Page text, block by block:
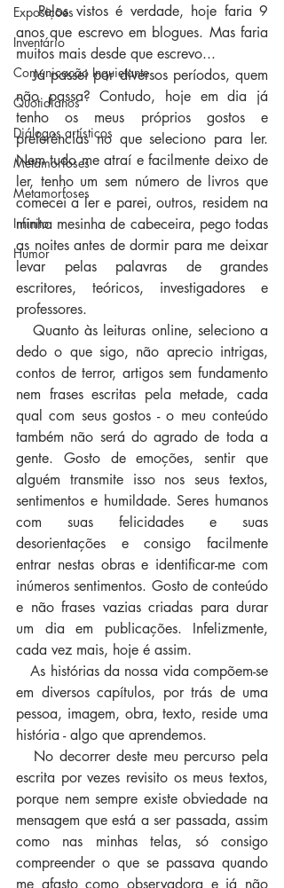
Exposições
Inventário
Comunicação Inquietante
Quotidianos
Diálogos artísticos
Metamorfoses
Metamorfoses
Infinito
Humor
   Pelos vistos é verdade, hoje faria 9
anos que escrevo em blogues. Mas faria
muitos mais desde que escrevo...
   Já passei por diversos períodos, quem
não passa? Contudo, hoje em dia já
tenho os meus próprios gostos e
preferências no que seleciono para ler.
Nem tudo me atraí e facilmente deixo de
ler, tenho um sem número de livros que
comecei a ler e parei, outros, residem na
minha mesinha de cabeceira, pego todas
as noites antes de dormir para me deixar
levar pelas palavras de grandes
escritores, teóricos, investigadores e
professores.
dedo o que sigo, não aprecio intrigas,
contos de terror, artigos sem fundamento
nem frases escritas pela metade, cada
qual com seus gostos - o meu conteúdo
também não será do agrado de toda a
gente. Gosto de emoções, sentir que
alguém transmite isso nos seus textos,
sentimentos e humildade. Seres humanos
com suas felicidades e suas
desorientações e consigo facilmente
entrar nestas obras e identificar-me com
inúmeros sentimentos. Gosto de conteúdo
e não frases vazias criadas para durar
um dia em publicações. Infelizmente,
cada vez mais, hoje é assim.
   As histórias da nossa vida compõem-se
em diversos capítulos, por trás de uma
pessoa, imagem, obra, texto, reside uma
história - algo que aprendemos.
escrita por vezes revisito os meus textos,
porque nem sempre existe obviedade na
mensagem que está a ser passada, assim
como nas minhas telas, só consigo
compreender o que se passava quando
me afasto como observadora e já não